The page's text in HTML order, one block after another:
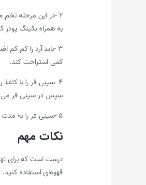
۲ -در این مرحله
به همراه بکینگ
کمی استراحت کند.
۴ -سینی فر را با
سپس در سینی فر می
۵ -سینی فر را به مدت ۱۲ تا ۱۵ دقیقه درون فر قرار می دهیم تا کوکی ها به طور کامل بپزند. اجازه می دهیم کاملا خنک شوند، سپس سرو می کنیم.
نکات مهم
درست است که برای
قهوه‌ای استفاده